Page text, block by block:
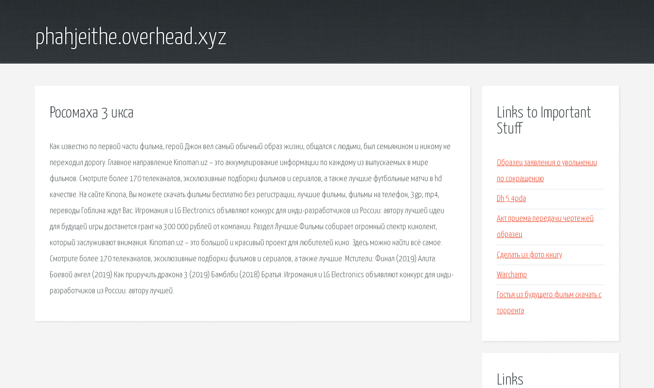
phahjeithe.overhead.xyz
Росомаха 3 икса
Как известно по первой части фильма, герой Джон вел самый обычный образ жизни, общался с людьми, был семьянином и никому не
переходил дорогу. Главное направление Kinoman.uz – это аккумулирование информации по каждому из выпускаемых в мире
фильмов. Смотрите более 170 телеканалов, эксклюзивные подборки фильмов и сериалов, а также лучшие футбольные матчи в hd
качестве. На сайте Kinona, Вы можете скачать фильмы бесплатно без регистрации, лучшие фильмы, фильмы на телефон, 3gp, mp4,
переводы Гоблина ждут Вас. Игромания и LG Electronics объявляют конкурс для инди-разработчиков из России: автору лучшей идеи
для будущей игры достанется грант на 300 000 рублей от компании. Раздел Лучшие Фильмы собирает огромный спектр кинолент,
который заслуживают внимания. Kinoman.uz – это большой и красивый проект для любителей кино. Здесь можно найти всё самое.
Смотрите более 170 телеканалов, эксклюзивные подборки фильмов и сериалов, а также лучшие. Мстители: Финал (2019) Алита:
Боевой ангел (2019) Как приручить дракона 3 (2019) Бамблби (2018) Братья. Игромания и LG Electronics объявляют конкурс для инди-
разработчиков из России: автору лучшей.
Links to Important
Stuff
Образец заявления о увольнении
по сокращению
Dh 5 4pda
Акт приема передачи чертежей
образец
Сделать из фото книгу
Warchamp
Гостья из будущего фильм скачать с
торрента
Links